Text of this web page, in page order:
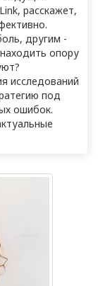
расскажет,
другим -
опору
исследований
под
ошибок.